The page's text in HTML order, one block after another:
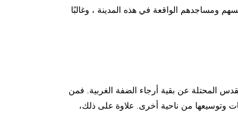
ومساجدهم الواقعة في هذه المدينة ، وغالبًا
المحتلة عن بقية أرجاء الضفة الغربية. فمن
وتوسيعها من ناحية أخرى. علاوة على ذلك،